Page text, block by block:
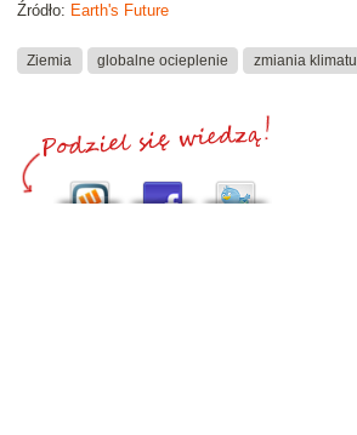
Źródło: Earth's Future
Ziemia globalne ocieplenie zmiania klimatu